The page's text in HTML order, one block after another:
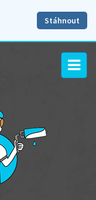
Stáhnout